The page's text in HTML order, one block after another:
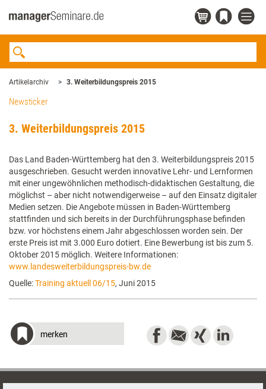
Artikelarchiv 3. Weiterbildungspreis 2015
Newsticker
3. Weiterbildungspreis 2015
Das Land Baden-Württemberg hat den 3. Weiterbildungspreis 2015
ausgeschrieben. Gesucht werden innovative Lehr- und Lernformen
mit einer ungewöhnlichen methodisch-didaktischen Gestaltung, die
möglichst – aber nicht notwendigerweise – auf den Einsatz digitaler
Medien setzen. Die Angebote müssen in Baden-Württemberg
stattfinden und sich bereits in der Durchführungsphase befinden
bzw. vor höchstens einem Jahr abgeschlossen worden sein. Der
erste Preis ist mit 3.000 Euro dotiert. Eine Bewerbung ist bis zum 5.
Oktober 2015 möglich. Weitere Informationen:
www.landesweiterbildungspreis-bw.de
Quelle:Training aktuell 06/15, Juni 2015
merken